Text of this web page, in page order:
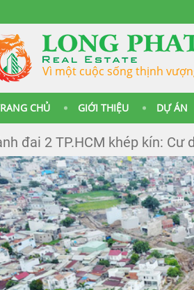
Vì một cuộc sống thịnh
CHỦ GIỚI THIỆU DỰ ÁN
đai 2 TP.HCM khép kín: Cư